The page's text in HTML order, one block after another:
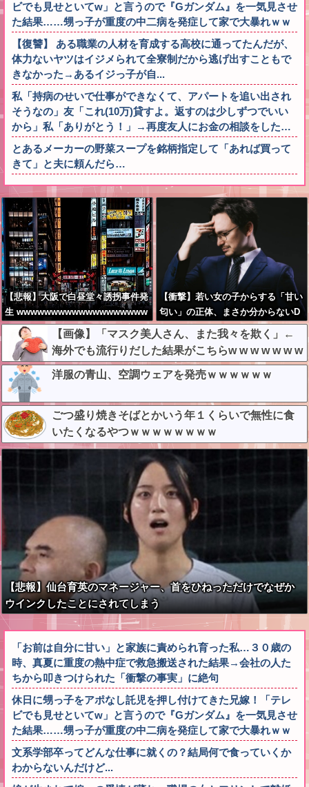
ビでも見せといてw」と言うので『Gガンダム』を一気見させ
た結果……甥っ子が重度の中二病を発症して家で大暴れｗｗ
【復讐】 ある職業の人材を育成する高校に通ってたんだが、
体力ないヤツはイジメられて全寮制だから逃げ出すこともで
きなかった→あるイジっ子が自...
私「持病のせいで仕事ができなくて、アパートを追い出され
そうなの」友「これ(10万)貸すよ。返すのは少しずつでいい
から」私「ありがとう！」→再度友人にお金の相談をした…
とあるメーカーの野菜スープを銘柄指定して「あれば買って
きて」と夫に頼んだら…
【悲報】大阪で白昼堂々誘拐事件発
生 wwwwwwwwwwwwwwwwwww
wwwwwwwwwwwwwwwww
【衝撃】若い女の子からする「甘い
匂い」の正体、まさか分からないD
Tなんておらんよな？よな？w w w
w w w w w w w w
【画像】「マスク美人さん、また我々を欺く」←
海外でも流行りだした結果がこちらw w w w w w w
洋服の青山、空調ウェアを発売ｗｗｗｗｗｗ
ごつ盛り焼きそばとかいう年１くらいで無性に食
いたくなるやつｗｗｗｗｗｗｗｗ
【悲報】仙台育英のマネージャー、首をひねっただけでなぜか
ウインクしたことにされてしまう
「お前は自分に甘い」と家族に責められ育った私…３０歳の
時、真夏に重度の熱中症で救急搬送された結果→会社の人た
ちから叩きつけられた「衝撃の事実」に絶句
休日に甥っ子をアポなし託児を押し付けてきた兄嫁！「テレ
ビでも見せといてw」と言うので『Gガンダム』を一気見させ
た結果……甥っ子が重度の中二病を発症して家で大暴れｗｗ
文系学部卒ってどんな仕事に就くの？結局何で食っていくか
わからないんだけど...